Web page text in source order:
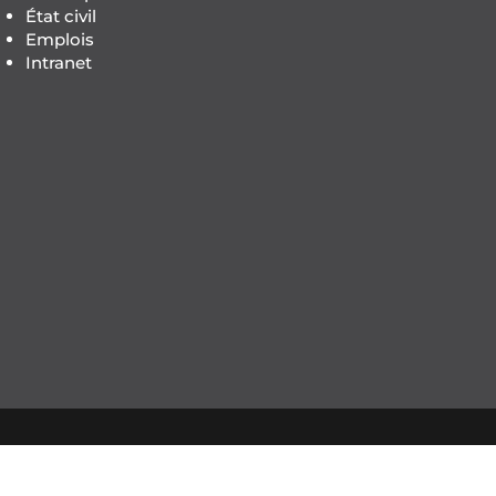
État civil
Emplois
Intranet